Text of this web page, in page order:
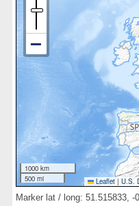
1000 km
500 mi
Leaflet | U.S.
Marker lat / long: 51.515833, -